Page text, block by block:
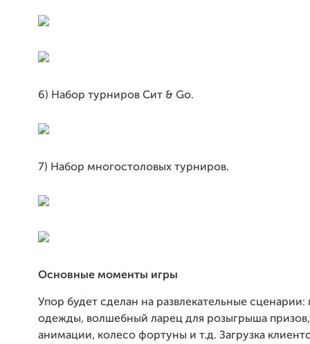
6) Набор турниров Сит & Go.
7) Набор многостоловых турниров.
Основные моменты игры
Упор будет сделан на развлекательные сценарии:
одежды, волшебный ларец для розыгрыша призов,
анимации, колесо фортуны и т.д. Загрузка